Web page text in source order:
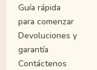
Guía rápida
para comenzar
Devoluciones y
garantía
Contáctenos